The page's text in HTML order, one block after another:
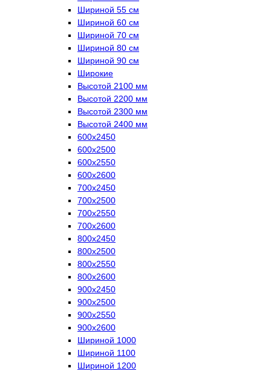
Шириной 55 см
Шириной 60 см
Шириной 70 см
Шириной 80 см
Шириной 90 см
Широкие
Высотой 2100 мм
Высотой 2200 мм
Высотой 2300 мм
Высотой 2400 мм
600х2450
600х2500
600х2550
600х2600
700х2450
700х2500
700х2550
700х2600
800х2450
800х2500
800х2550
800х2600
900х2450
900х2500
900х2550
900х2600
Шириной 1000
Шириной 1100
Шириной 1200